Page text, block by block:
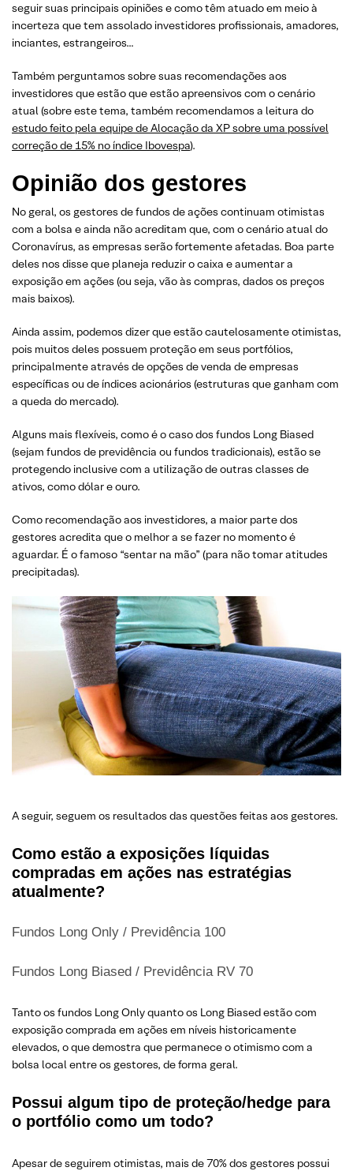
seguir suas principais opiniões e como têm atuado em meio à
incerteza que tem assolado investidores profissionais, amadores,
inciantes, estrangeiros…
Também perguntamos sobre suas recomendações aos
investidores que estão que estão apreensivos com o cenário
atual (sobre este tema, também recomendamos a leitura do
estudo feito pela equipe de Alocação da XP sobre uma possível
correção de 15% no índice Ibovespa).
Opinião dos gestores
No geral, os gestores de fundos de ações continuam otimistas
com a bolsa e ainda não acreditam que, com o cenário atual do
Coronavírus, as empresas serão fortemente afetadas. Boa parte
deles nos disse que planeja reduzir o caixa e aumentar a
exposição em ações (ou seja, vão às compras, dados os preços
mais baixos).
Ainda assim, podemos dizer que estão cautelosamente otimistas,
pois muitos deles possuem proteção em seus portfólios,
principalmente através de opções de venda de empresas
específicas ou de índices acionários (estruturas que ganham com
a queda do mercado).
Alguns mais flexíveis, como é o caso dos fundos Long Biased
(sejam fundos de previdência ou fundos tradicionais), estão se
protegendo inclusive com a utilização de outras classes de
ativos, como dólar e ouro.
Como recomendação aos investidores, a maior parte dos
gestores acredita que o melhor a se fazer no momento é
aguardar. É o famoso “sentar na mão” (para não tomar atitudes
precipitadas).
A seguir, seguem os resultados das questões feitas aos gestores.
Como estão a exposições líquidas
compradas em ações nas estratégias
atualmente?
Fundos Long Only / Previdência 100
Fundos Long Biased / Previdência RV 70
Tanto os fundos Long Only quanto os Long Biased estão com
exposição comprada em ações em níveis historicamente
elevados, o que demostra que permanece o otimismo com a
bolsa local entre os gestores, de forma geral.
Possui algum tipo de proteção/hedge para
o portfólio como um todo?
Apesar de seguirem otimistas, mais de 70% dos gestores possui